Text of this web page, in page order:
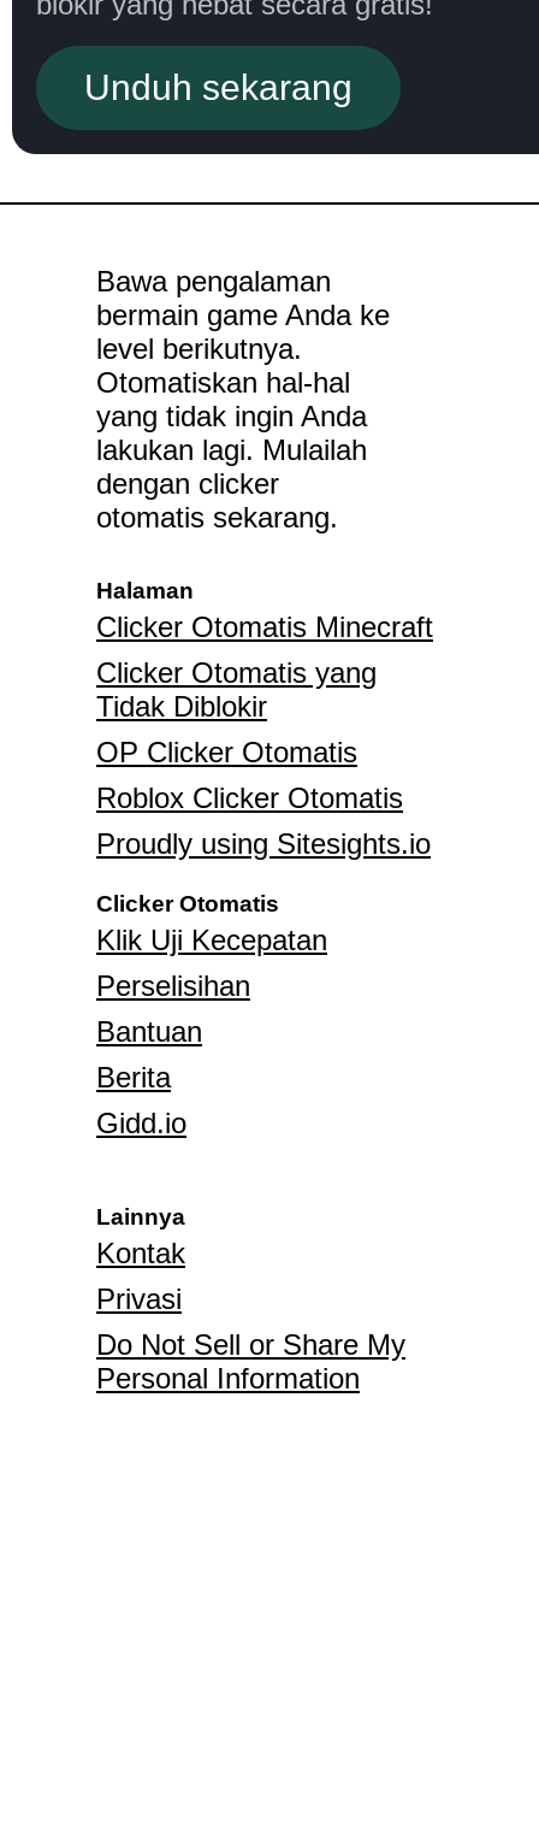
Unduh sekarang
Bawa pengalaman
bermain game Anda ke
level berikutnya.
Otomatiskan hal-hal
yang tidak ingin Anda
lakukan lagi. Mulailah
dengan clicker
otomatis sekarang.
Halaman
Clicker Otomatis Minecraft
Clicker Otomatis yang
Tidak Diblokir
OP Clicker Otomatis
Roblox Clicker Otomatis
Proudly using Sitesights.io
Clicker Otomatis
Klik Uji Kecepatan
Perselisihan
Bantuan
Berita
Gidd.io
Lainnya
Kontak
Privasi
Do Not Sell or Share My
Personal Information